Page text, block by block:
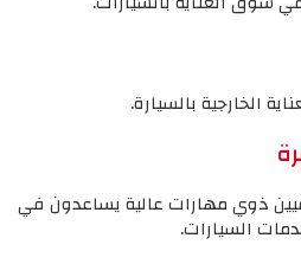
الخارجية بالسيارة.
ذوي مهارات عالية يساعدون في
السيارات.